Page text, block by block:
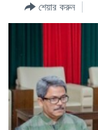
ভারত
সম্পাদকীয়
টেলিভিশন
ভিডিও
শেয়ার করুন